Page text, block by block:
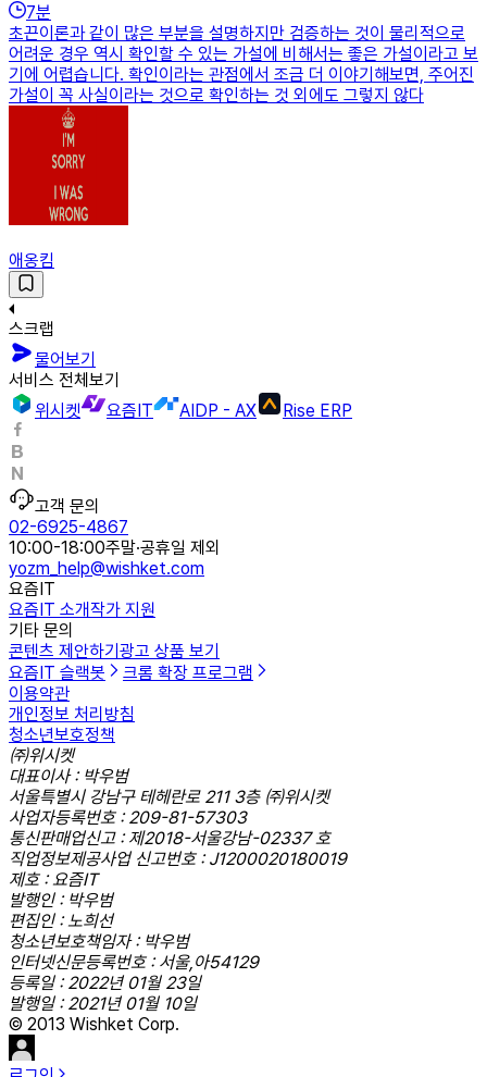
7분
초끈이론과 같이 많은 부분을 설명하지만 검증하는 것이 물리적으로
어려운 경우 역시 확인할 수 있는 가설에 비해서는 좋은 가설이라고 보
기에 어렵습니다. 확인이라는 관점에서 조금 더 이야기해보면, 주어진
가설이 꼭 사실이라는 것으로 확인하는 것 외에도 그렇지 않다
애옹킴
스크랩
물어보기
서비스 전체보기
위시켓
요즘IT AIDP - AX Rise ERP
고객 문의
02-6925-4867
10:00-18:00주말·공휴일 제외
yozm_help@wishket.com
요즘IT
요즘IT 소개작가 지원
기타 문의
콘텐츠 제안하기 광고 상품 보기
요즘IT 슬랙봇
크롬 확장 프로그램
이용약관
개인정보 처리방침
청소년보호정책
㈜위시켓
대표이사 : 박우범
서울특별시 강남구 테헤란로 211 3층 ㈜위시켓
사업자등록번호 : 209-81-57303
통신판매업신고 : 제2018-서울강남-02337 호
직업정보제공사업 신고번호 : J1200020180019
제호 : 요즘IT
발행인 : 박우범
편집인 : 노희선
청소년보호책임자 : 박우범
인터넷신문등록번호 : 서울,아54129
등록일 : 2022년 01월 23일
발행일 : 2021년 01월 10일
© 2013 Wishket Corp.